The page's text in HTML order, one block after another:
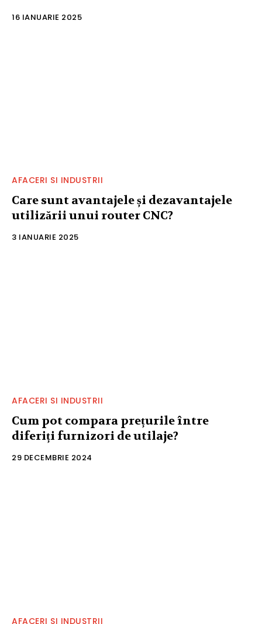
16 IANUARIE 2025
AFACERI SI INDUSTRII
Care sunt avantajele și dezavantajele
utilizării unui router CNC?
3 IANUARIE 2025
AFACERI SI INDUSTRII
Cum pot compara prețurile între
diferiți furnizori de utilaje?
29 DECEMBRIE 2024
AFACERI SI INDUSTRII